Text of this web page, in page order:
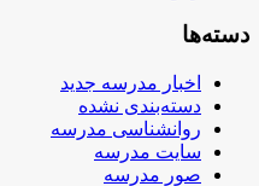
دسته‌ها
اخبار مدرسه جدید
دسته‌بندی نشده
روانشناسی مدرسه
سایت مدرسه
صور مدرسه